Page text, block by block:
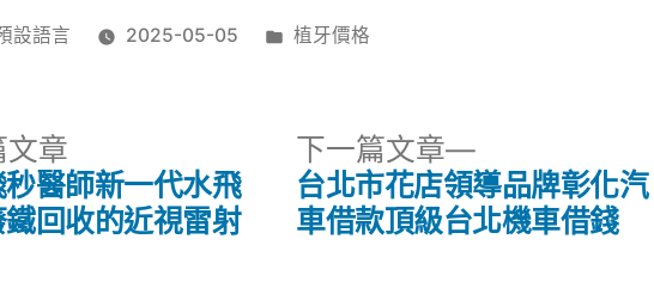
設語言 2025-05-05
分
植牙價格
文章
一
篇
秒醫師新一代水飛
回收的近視雷射
下一篇文章
下
一
篇
台北市花店領導品牌彰化汽
車借款頂級台北機車借錢